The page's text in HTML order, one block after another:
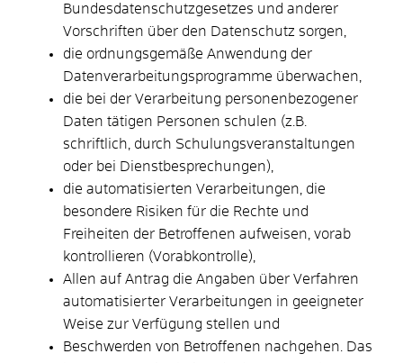
Bundesdatenschutzgesetzes und anderer
Vorschriften über den Datenschutz sorgen,
die ordnungsgemäße Anwendung der
Datenverarbeitungsprogramme überwachen,
die bei der Verarbeitung personenbezogener
Daten tätigen Personen schulen (z.B.
schriftlich, durch Schulungsveranstaltungen
oder bei Dienstbesprechungen),
die automatisierten Verarbeitungen, die
besondere Risiken für die Rechte und
Freiheiten der Betroffenen aufweisen, vorab
kontrollieren (Vorabkontrolle),
Allen auf Antrag die Angaben über Verfahren
automatisierter Verarbeitungen in geeigneter
Weise zur Verfügung stellen und
Beschwerden von Betroffenen nachgehen. Das